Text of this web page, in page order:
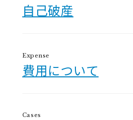
自己破産
Expense
費用について
Cases